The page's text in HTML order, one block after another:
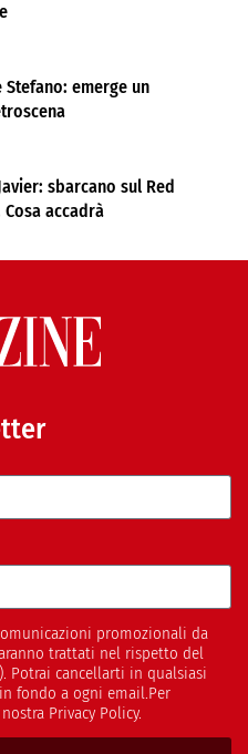
Stefano: emerge un
sbarcano sul Red
accadrà
promozionali da
trattati nel rispetto del
Potrai cancellarti in qualsiasi
fondo a ogni email.Per
Privacy Policy.